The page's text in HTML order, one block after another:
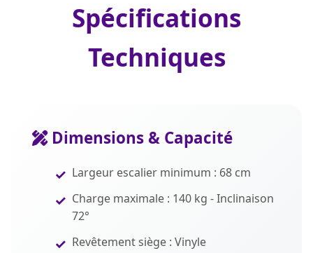
Spécifications
Techniques
Dimensions & Capacité
Largeur escalier minimum : 68 cm
Charge maximale : 140 kg - Inclinaison
72°
Revêtement siège : Vinyle